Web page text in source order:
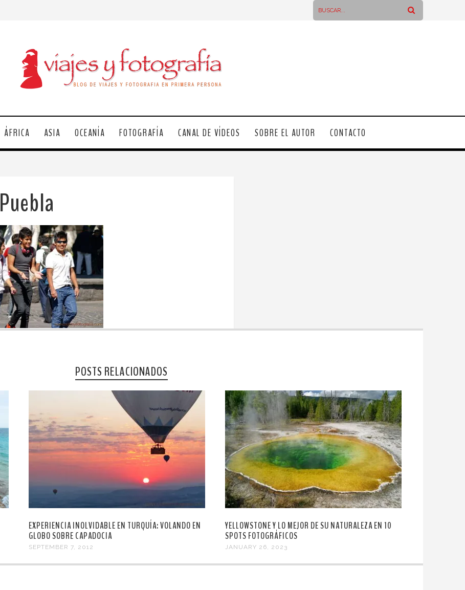
ÁFRICA ASIA OCEANÍA FOTOGRAFÍA CANAL DE VÍDEOS SOBRE EL AUTOR CONTACTO
Puebla
POSTS RELACIONADOS
EXPERIENCIA INOLVIDABLE EN TURQUÍA: VOLANDO EN
GLOBO SOBRE CAPADOCIA
SEPTEMBER 7, 2012
YELLOWSTONE Y LO MEJOR DE SU NATURALEZA EN 10
SPOTS FOTOGRÁFICOS
JANUARY 26, 2023